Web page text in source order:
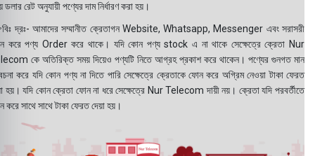
ডলার রেট অনুযায়ী পণ্যের দাম নির্ধারণ করা হয়।
দ্রঃ- আমাদের সম্মানীত ক্রেতাগন Website, Whatsapp, Messenger এবং সরাসরী
করে পণ্য Order করে থাকে। যদি কোন পণ্য stock এ না থাকে সেক্ষেত্রে ক্রেতা Nur
কে অতিরিক্ত সময় দিয়েও পণ্যটি নিতে আগ্রহ প্রকাশ করে থাকেন। পণ্যের গুনগত মান
করে যদি কোন পণ্য না দিতে পারি সেক্ষেত্রে ক্রেতাকে ফোন করে অগ্রিম নেওয়া টাকা ফেরত
হয়। যদি কোন ক্রেতা ফোন না ধরে সেক্ষেত্রে Nur Telecom দায়ী নয়। ক্রেতা যদি পরবর্তীতে
করে সাথে সাথে টাকা ফেরত দেয়া হয়।